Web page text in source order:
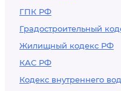
ГПК РФ
Градостроительный
Жилищный кодекс РФ
КАС РФ
Кодекс внутреннего